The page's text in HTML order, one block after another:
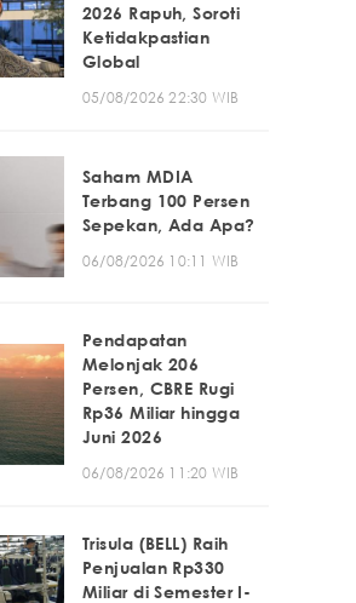
2026 Rapuh, Soroti
Ketidakpastian
Global
05/08/2026 22:30 WIB
Saham MDIA
Terbang 100 Persen
Sepekan, Ada Apa?
06/08/2026 10:11 WIB
Pendapatan
Melonjak 206
Persen, CBRE Rugi
Rp36 Miliar hingga
Juni 2026
06/08/2026 11:20 WIB
Trisula (BELL) Raih
Penjualan Rp330
Miliar di Semester I-